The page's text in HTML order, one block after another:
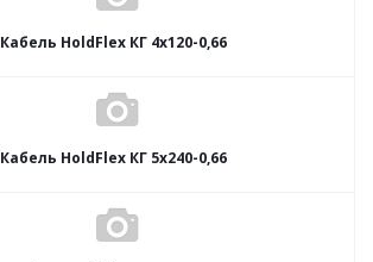
Кабель HoldFlex КГ 4x120-0,66
Кабель HoldFlex КГ 5x240-0,66